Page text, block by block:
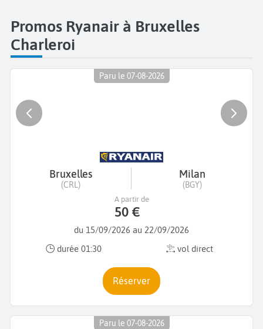
Promos Ryanair à Bruxelles
Charleroi
Paru le 07-08-2026
Bruxelles
(CRL)
Milan
(BGY)
du 15/09/2026 au 22/09/2026
durée 01:30
vol direct
A partir de
50 €
Réserver
Paru le 07-08-2026